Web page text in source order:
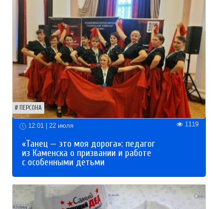
ПЕРСОНА
12:01 | 22 июля 1119
«Танец — это моя дорога»: педагог
из Каменска о призвании и работе
с особенными детьми